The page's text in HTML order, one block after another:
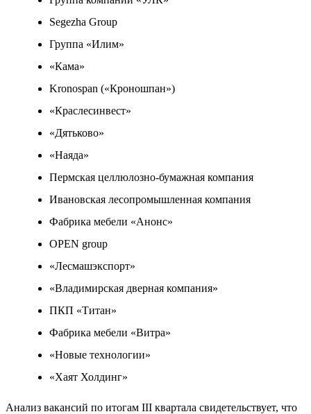
Segezha Group
Группа «Илим»
«Кама»
Kronospan («Кроношпан»)
«Краслесинвест»
«Дятьково»
«Наяда»
Пермская целлюлозно-бумажная компания
Ивановская лесопромышленная компания
Фабрика мебели «Анонс»
OPEN group
«Лесмашэкспорт»
«Владимирская дверная компания»
ПКП «Титан»
Фабрика мебели «Витра»
«Новые технологии»
«Хаят Холдинг»
Анализ вакансий по итогам III квартала свидетельствует, что